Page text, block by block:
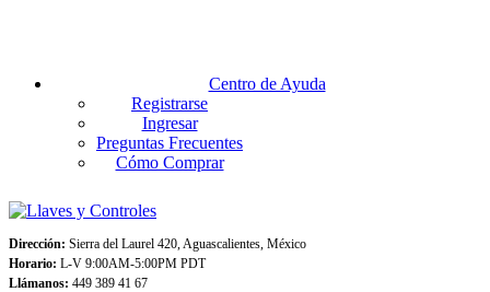
Centro de Ayuda
Registrarse
Ingresar
Preguntas Frecuentes
Cómo Comprar
Dirección: Sierra del Laurel 420, Aguascalientes, México
Horario: L-V 9:00AM-5:00PM PDT
Llámanos: 449 389 41 67